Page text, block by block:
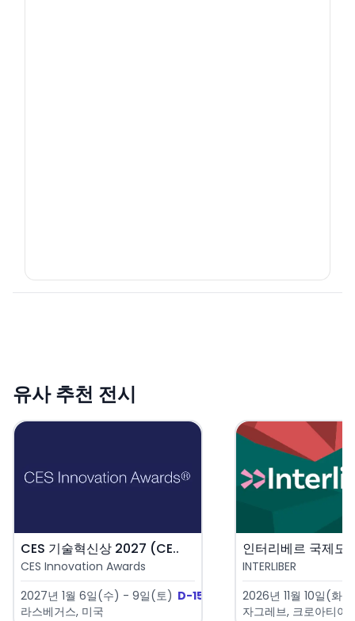
유사 추천 전시
CES 기술혁신상 2027 (CE..
CES Innovation Awards
2027년 1월 6일(수) - 9일(토) D-152
라스베거스, 미국
INTERLIBER
2026년 11월 10일(화)
자그레브, 크로아티아